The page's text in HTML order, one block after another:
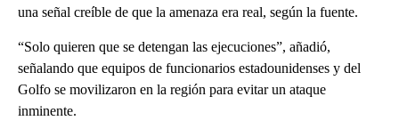
una señal creíble de que la amenaza era real, según la fuente.
“Solo quieren que se detengan las ejecuciones”, añadió,
señalando que equipos de funcionarios estadounidenses y del
Golfo se movilizaron en la región para evitar un ataque
inminente.